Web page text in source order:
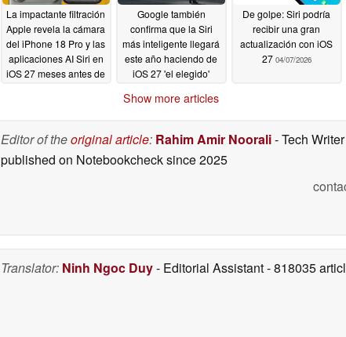
La impactante filtración
Apple revela la cámara
del iPhone 18 Pro y las
aplicaciones AI Siri en
iOS 27 meses antes de
Google también
confirma que la Siri
más inteligente llegará
este año haciendo de
iOS 27 'el elegido'
De golpe: Siri podría
recibir una gran
actualización con iOS
27 04/07/2026
Show more articles
Editor of theoriginal article: Rahim Amir Noorali- Tech Writer
published on Notebookchecksince 2025
Translator: Ninh Ngoc Duy- Editorial Assistant- 818035